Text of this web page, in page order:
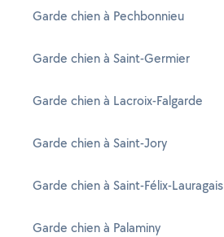
Garde chien à Pechbonnieu
Garde chien à Saint-Germier
Garde chien à Lacroix-Falgarde
Garde chien à Saint-Jory
Garde chien à Saint-Félix-Lauragais
Garde chien à Palaminy